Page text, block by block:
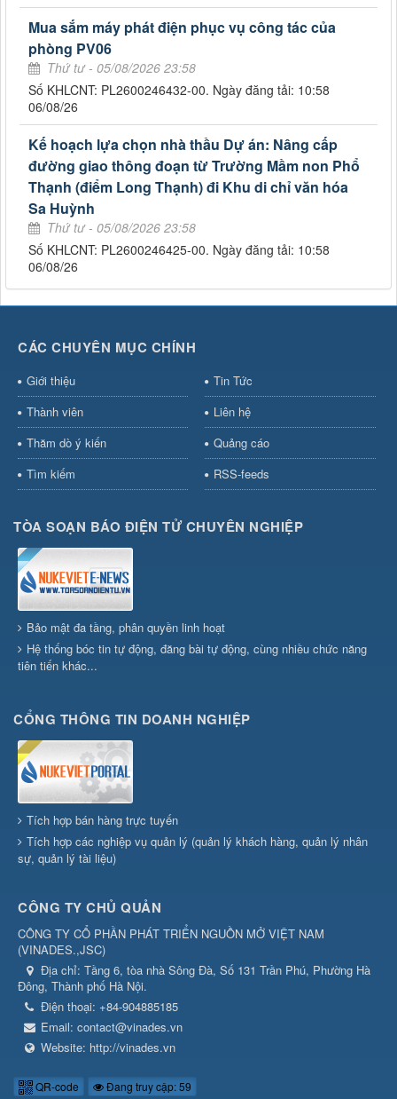
Mua sắm máy phát điện phục vụ công tác của
phòng PV06
Thứ tư - 05/08/2026 23:58
Số KHLCNT: PL2600246432-00. Ngày đăng tải: 10:58
06/08/26
Kế hoạch lựa chọn nhà thầu Dự án: Nâng cấp
đường giao thông đoạn từ Trường Mầm non Phổ
Thạnh (điểm Long Thạnh) đi Khu di chỉ văn hóa
Sa Huỳnh
Thứ tư - 05/08/2026 23:58
Số KHLCNT: PL2600246425-00. Ngày đăng tải: 10:58
06/08/26
CÁC CHUYÊN MỤC CHÍNH
Giới thiệu
Tin Tức
Thành viên
Liên hệ
Thăm dò ý kiến
Quảng cáo
Tìm kiếm
RSS-feeds
TÒA SOẠN BÁO ĐIỆN TỬ CHUYÊN NGHIỆP
Bảo mật đa tầng, phân quyền linh hoạt
Hệ thống bóc tin tự động, đăng bài tự động, cùng nhiều chức năng
tiên tiến khác...
CỔNG THÔNG TIN DOANH NGHIỆP
Tích hợp bán hàng trực tuyến
Tích hợp các nghiệp vụ quản lý (quản lý khách hàng, quản lý nhân
sự, quản lý tài liệu)
CÔNG TY CHỦ QUẢN
CÔNG TY CỔ PHẦN PHÁT TRIỂN NGUỒN MỞ VIỆT NAM
(VINADES.,JSC)
Địa chỉ: Tầng 6, tòa nhà Sông Đà, Số 131 Trần Phú, Phường Hà
Đông, Thành phố Hà Nội.
Điện thoại: +84-904885185
Email: contact@vinades.vn
Website: http://vinades.vn
QR-code Đang truy cập: 59